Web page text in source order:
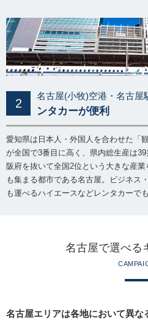
2
名古屋(小牧)空港・名古屋
ンタカーが便利
愛知県は日本人・外国人を合わせた「
が全国で3番目に高く、県内総生産は
阪府を抜いて全国2位という大きな産
も集まる都市である名古屋。ビジネス
も運べるハイエースなどレンタカーで
名古屋で選べる
名古屋エリアは各地において異